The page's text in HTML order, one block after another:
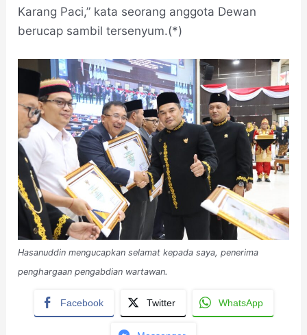
Karang Paci,” kata seorang anggota Dewan
berucap sambil tersenyum.(*)
Hasanuddin mengucapkan selamat kepada saya, penerima
penghargaan pengabdian wartawan.
Facebook Twitter WhatsApp